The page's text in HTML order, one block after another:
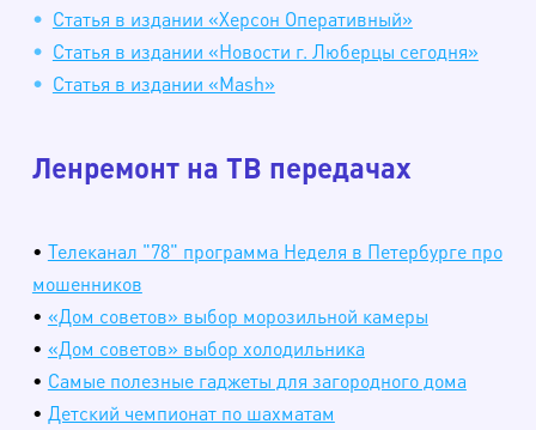
Статья в издании «Херсон Оперативный»
Статья в издании «Новости г. Люберцы сегодня»
Статья в издании «Mash»
Ленремонт на ТВ передачах
• Телеканал "78" программа Неделя в Петербурге про
мошенников
• «Дом советов» выбор морозильной камеры
• «Дом советов» выбор холодильника
• Самые полезные гаджеты для загородного дома
• Детский чемпионат по шахматам